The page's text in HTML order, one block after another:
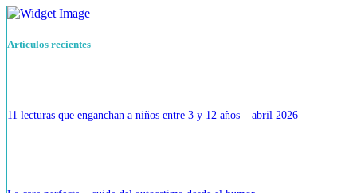
Artículos recientes
11 lecturas que enganchan a niños entre 3 y 12 años – abril 2026